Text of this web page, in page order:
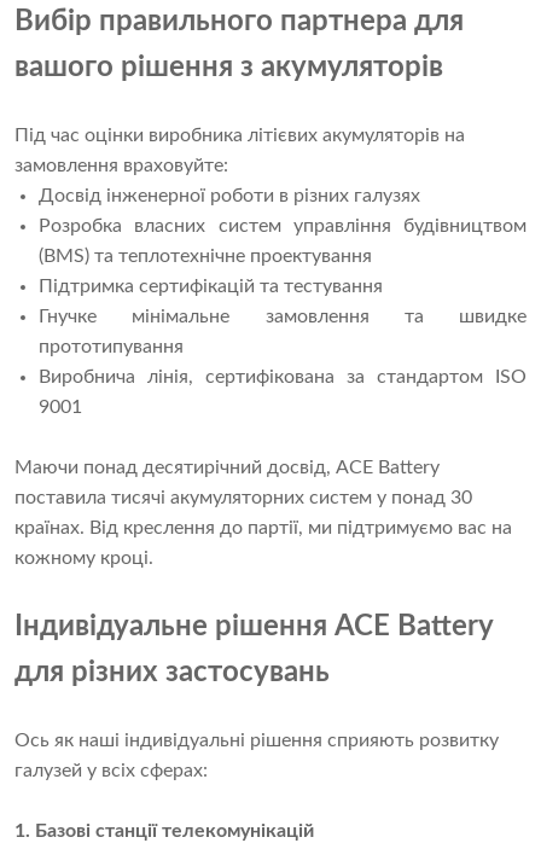
Вибір правильного партнера для
вашого рішення з акумуляторів
Під час оцінки виробника літієвих акумуляторів на
замовлення враховуйте:
Досвід інженерної роботи в різних галузях
Розробка власних систем управління будівництвом
(BMS) та теплотехнічне проектування
Підтримка сертифікацій та тестування
Гнучке мінімальне замовлення та швидке
прототипування
Виробнича лінія, сертифікована за стандартом ISO
9001
Маючи понад десятирічний досвід, ACE Battery
поставила тисячі акумуляторних систем у понад 30
країнах. Від креслення до партії, ми підтримуємо вас на
кожному кроці.
Індивідуальне рішення ACE Battery
для різних застосувань
Ось як наші індивідуальні рішення сприяють розвитку
галузей у всіх сферах:
1. Базові станції телекомунікацій